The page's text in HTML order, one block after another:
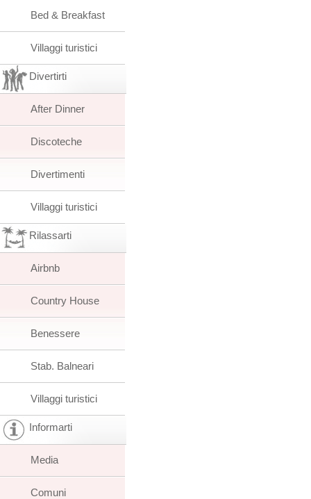
Bed & Breakfast
Villaggi turistici
Divertirti
After Dinner
Discoteche
Divertimenti
Villaggi turistici
Rilassarti
Airbnb
Country House
Benessere
Stab. Balneari
Villaggi turistici
Informarti
Media
Comuni